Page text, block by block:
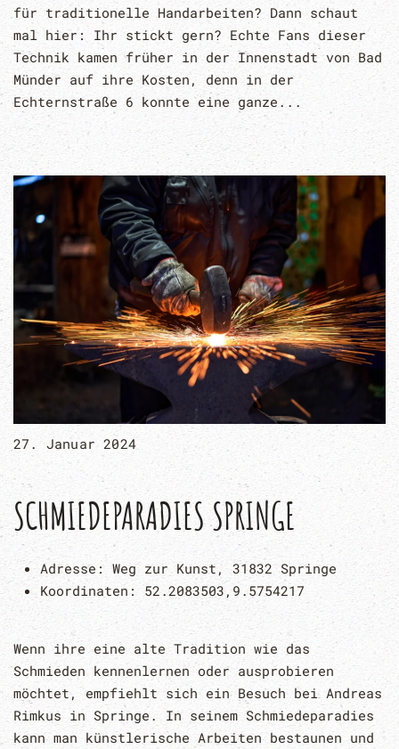
für traditionelle Handarbeiten? Dann schaut
mal hier: Ihr stickt gern? Echte Fans dieser
Technik kamen früher in der Innenstadt von Bad
Münder auf ihre Kosten, denn in der
Echternstraße 6 konnte eine ganze...
27. Januar 2024
SCHMIEDEPARADIES SPRINGE
Adresse: Weg zur Kunst, 31832 Springe
Koordinaten: 52.2083503,9.5754217
Wenn ihre eine alte Tradition wie das
Schmieden kennenlernen oder ausprobieren
möchtet, empfiehlt sich ein Besuch bei Andreas
Rimkus in Springe. In seinem Schmiedeparadies
kann man künstlerische Arbeiten bestaunen und